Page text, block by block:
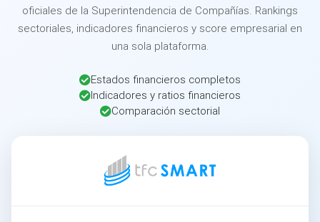
oficiales de la Superintendencia de Compañías. Rankings
sectoriales, indicadores financieros y score empresarial en
una sola plataforma.
Estados financieros completos
Indicadores y ratios financieros
Comparación sectorial